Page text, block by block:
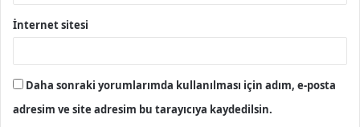
İnternet sitesi
Daha sonraki yorumlarımda kullanılması için adım, e-posta
adresim ve site adresim bu tarayıcıya kaydedilsin.